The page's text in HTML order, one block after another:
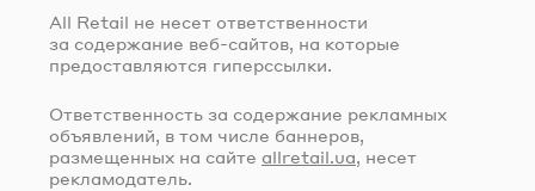
All Retail не несет ответственности
за содержание веб-сайтов, на которые
предоставляются гиперссылки.
Ответственность за содержание рекламных
объявлений, в том числе баннеров,
размещенных на сайте allretail.ua, несет
рекламодатель.